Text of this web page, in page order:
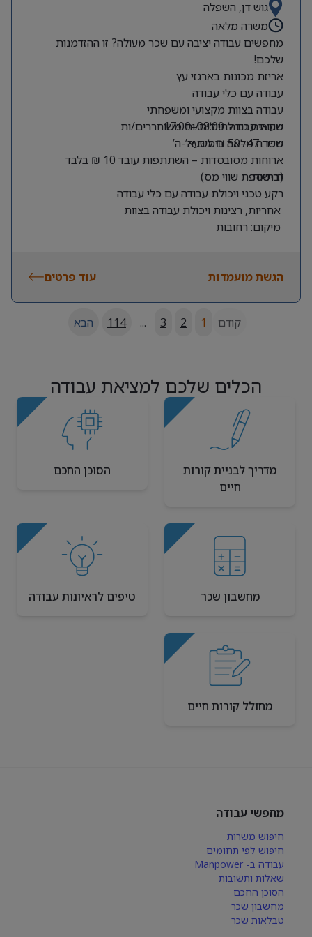
גוש דן, השפלה
משרה מלאה
מחפשים עבודה יציבה עם שכר מעולה? זו ההזדמנות
שלכם!
אריזת מכונות בארגזי עץ
עבודה עם כלי עבודה
עבודה בצוות מקצועי ומשפחתי
מתאים גם לחיילים/ות משוחררים/ות
משרה מלאה בימים א’-ה’
שעות עבודה: 08:00–17:00
שכר: 47–50 ₪ לשעה
ארוחות מסובסדות – השתתפות עובד 10 ₪ בלבד
(בתוספת שווי מס)
דרישות:
רקע טכני ויכולת עבודה עם כלי עבודה
אחריות, רצינות ויכולת עבודה בצוות
מיקום: רחובות
הגשת מועמדות עוד פרטים
קודם 1
2
3
...
114 הבא
הכלים שלכם למציאת עבודה
מדריך לבניית קורות
חיים
הסוכן החכם
מחשבון שכר טיפים לראיונות עבודה
מחולל קורות חיים
מחפשי עבודה
חיפוש משרות
חיפוש לפי תחומים
עבודה ב- Manpower
שאלות ותשובות
הסוכן החכם
מחשבון שכר
טבלאות שכר